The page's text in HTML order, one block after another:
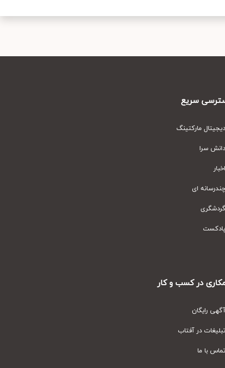
سریع
مارکتینگ
سرا
ای
در کسب و کار
رایگان
در آفتاب
با ما